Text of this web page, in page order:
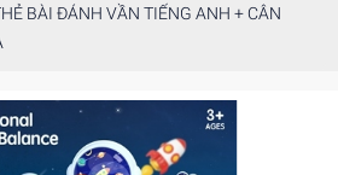
BÀI ĐÁNH VẦN TIẾNG ANH + CÂN